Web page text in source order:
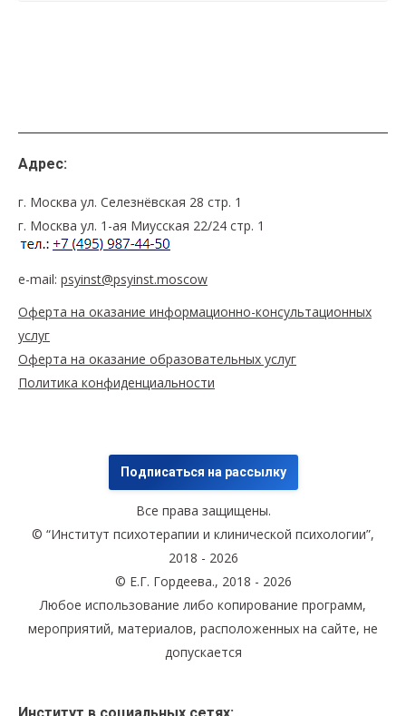
Адрес:
г. Москва ул. Селезнёвская 28 стр. 1
г. Москва ул. 1-ая Миусская 22/24 стр. 1
e-mail: psyinst@psyinst.moscow
Оферта на оказание информационно-консультационных
услуг
Оферта на оказание образовательных услуг
Политика конфиденциальности
Подписаться на рассылку
Все права защищены.
© “Институт психотерапии и клинической психологии”,
2018 - 2026
© Е.Г. Гордеева., 2018 - 2026
Любое использование либо копирование программ,
мероприятий, материалов, расположенных на сайте, не
допускается